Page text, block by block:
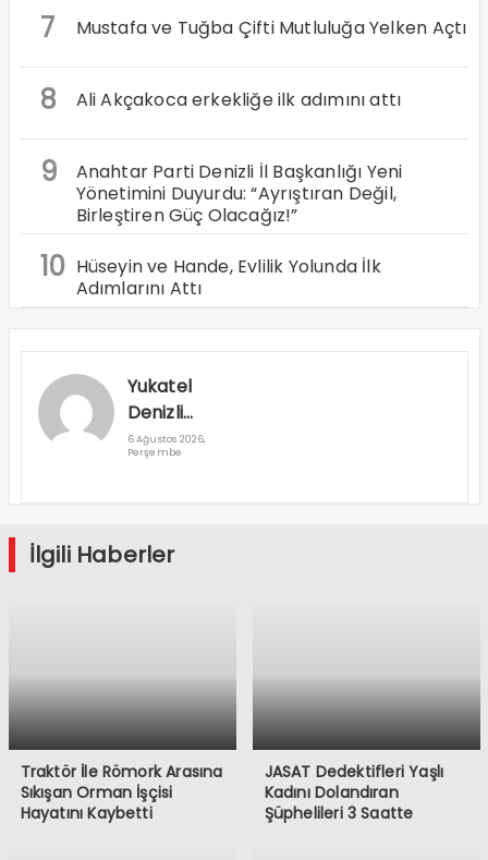
7 Mustafa ve Tuğba Çifti Mutluluğa Yelken Açtı
8 Ali Akçakoca erkekliğe ilk adımını attı
9
Anahtar Parti Denizli İl Başkanlığı Yeni
Yönetimini Duyurdu: “Ayrıştıran Değil,
Birleştiren Güç Olacağız!”
10 Hüseyin ve Hande, Evlilik Yolunda İlk
Adımlarını Attı
Yukatel
Denizli
Basket’in
Süper Lig
Başlıyor
6 Ağustos 2026,
Perşembe
İlgili Haberler
Traktör İle Römork Arasına
Sıkışan Orman İşçisi
Hayatını Kaybetti
JASAT Dedektifleri Yaşlı
Kadını Dolandıran
Şüphelileri 3 Saatte